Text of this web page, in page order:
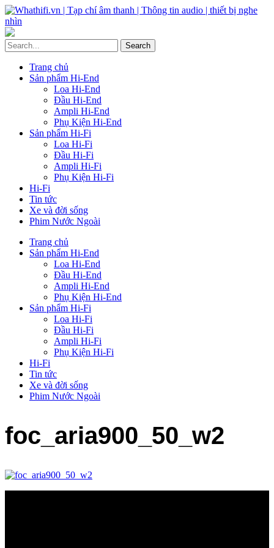
Trang chủ
Sản phẩm Hi-End
Loa Hi-End
Đầu Hi-End
Ampli Hi-End
Phụ Kiện Hi-End
Sản phẩm Hi-Fi
Loa Hi-Fi
Đầu Hi-Fi
Ampli Hi-Fi
Phụ Kiện Hi-Fi
Hi-Fi
Tin tức
Xe và đời sống
Phim Nước Ngoài
Trang chủ
Sản phẩm Hi-End
Loa Hi-End
Đầu Hi-End
Ampli Hi-End
Phụ Kiện Hi-End
Sản phẩm Hi-Fi
Loa Hi-Fi
Đầu Hi-Fi
Ampli Hi-Fi
Phụ Kiện Hi-Fi
Hi-Fi
Tin tức
Xe và đời sống
Phim Nước Ngoài
foc_aria900_50_w2